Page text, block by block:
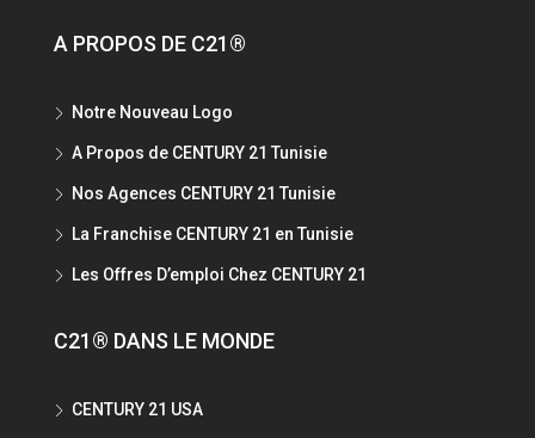
A PROPOS DE C21®
Notre Nouveau Logo
A Propos de CENTURY 21 Tunisie
Nos Agences CENTURY 21 Tunisie
La Franchise CENTURY 21 en Tunisie
Les Offres D’emploi Chez CENTURY 21
C21® DANS LE MONDE
CENTURY 21 USA